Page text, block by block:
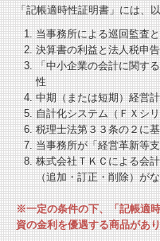
「記帳適時性証明書」には、
当事務所による巡回監査
決算書の利益と法人税申
「中小企業の会計に関す
性
中期（または短期）経営
自計化システム（ＦＸシ
税理士法第３３条の２に
当事務所が「経営革新等
株式会社ＴＫＣによる会
（追加・訂正・削除）が
※一定の条件の下、「記帳適
資の金利を優遇する商品があ